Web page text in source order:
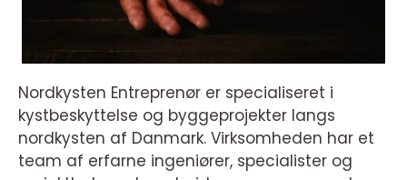
Nordkysten Entreprenør er specialiseret i
kystbeskyttelse og byggeprojekter langs
nordkysten af Danmark. Virksomheden har et
team af erfarne ingeniører, specialister og